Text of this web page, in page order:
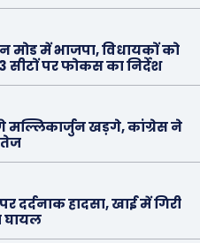
मोड में भाजपा, विधायकों को
पर फोकस का निर्देश
खड़गे, कांग्रेस ने
तेज
दर्दनाक हादसा, खाई में गिरी
घायल